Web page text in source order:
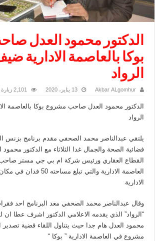
الدكتور محمود العدل
بوكا بالعاصمة الادارية
الرواد
Akbar ALgomhur 13 يناير، 2020 2,101 زيارة
الدكتور محمود العدل صاحب مشروع بوكا بالعاصمة
الرواد
يلتقي عبدالناصر محمد الصحفي مقدم برنامج بزنس
فضائية الصحة والجمال غدا الثلاثاء مع الدكتور محمود
القطاع العقاري ورئيس شركة ام بي جي مستر
العاصمة الادارية والتي تبلغ
الادارية
وقال عبدالناصر محمد الصحفي معد البرنامج احد
“الرواد” الذي يقدمه الاعلامي الدكتور اشرف عطا ان
محمود العدل هام جدا حيث يتناول اللقاء قضية تصدير
مشروع في العاصمة الادارية ” بوكا “